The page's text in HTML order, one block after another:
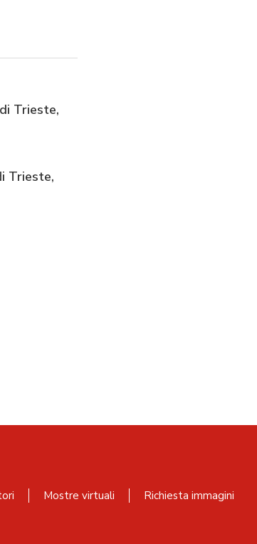
Trieste,
Trieste,
Mostre virtuali Richiesta immagini